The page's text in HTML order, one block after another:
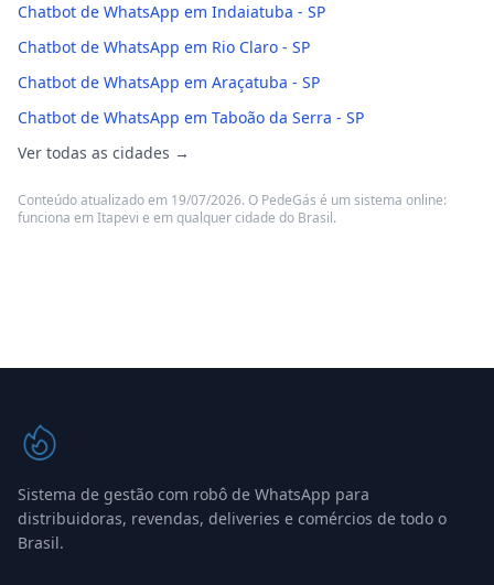
Chatbot de WhatsApp em Indaiatuba - SP
Chatbot de WhatsApp em Rio Claro - SP
Chatbot de WhatsApp em Araçatuba - SP
Chatbot de WhatsApp em Taboão da Serra - SP
Ver todas as cidades →
Conteúdo atualizado em 19/07/2026. O PedeGás é um sistema online:
funciona em Itapevi e em qualquer cidade do Brasil.
Sistema de gestão com robô de WhatsApp para
distribuidoras, revendas, deliveries e comércios de todo o
Brasil.